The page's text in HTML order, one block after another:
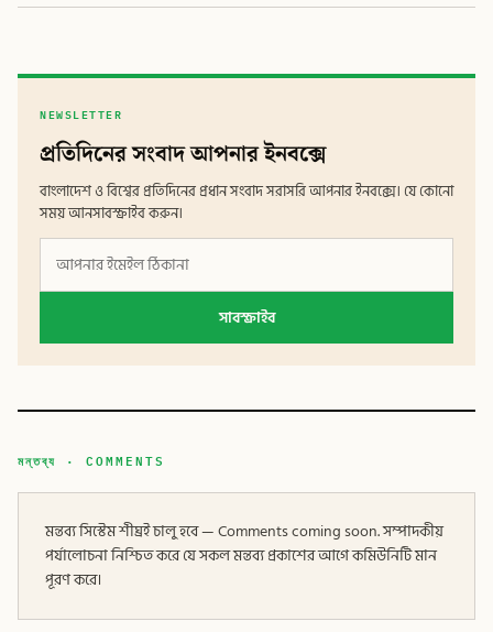
NEWSLETTER
প্রতিদিনের সংবাদ আপনার ইনবক্সে
বাংলাদেশ ও বিশ্বের প্রতিদিনের প্রধান সংবাদ সরাসরি আপনার ইনবক্সে। যে কোনো
সময় আনসাবস্ক্রাইব করুন।
সাবস্ক্রাইব
মন্তব্য · COMMENTS
মন্তব্য সিস্টেম শীঘ্রই চালু হবে — Comments coming soon. সম্পাদকীয়
পর্যালোচনা নিশ্চিত করে যে সকল মন্তব্য প্রকাশের আগে কমিউনিটি মান
পূরণ করে।